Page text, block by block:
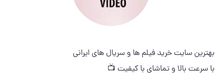
بهترین سایت خرید فیلم ها و سریال های ایرانی
با سرعت بالا و تماشای با کیفیت 📺